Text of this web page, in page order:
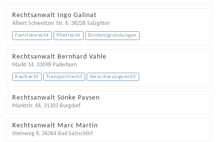
Rechtsanwalt Ingo Galinat
Albert Schweitzer Str. 6, 38226 Salzgitter
Familienrecht Mietrecht Existenzgründungen
Rechtsanwalt Bernhard Vahle
Markt 14, 33098 Paderborn
Kaufrecht Transportrecht Versicherungsrecht
Rechtsanwalt Sönke Paysen
Marktstr. 66, 31303 Burgdorf
Rechtsanwalt Marc Martin
Steinweg 8, 36364 Bad Salzschlirf